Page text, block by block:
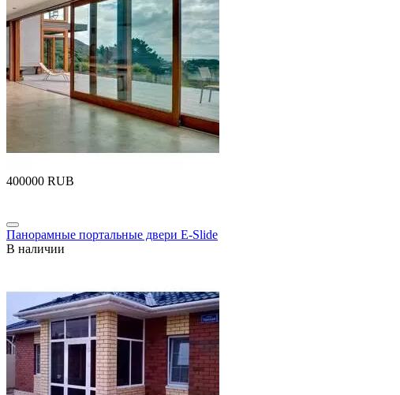
‍400000‍ RUB
Панорамные портальные двери E-Slide
В наличии